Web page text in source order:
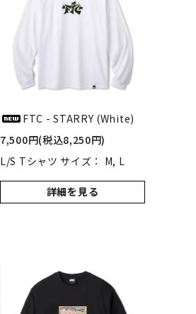
FTC - STARRY (White)
7,500円(税込8,250円)
L/S Tシャツ サイズ： M, L
詳細を見る